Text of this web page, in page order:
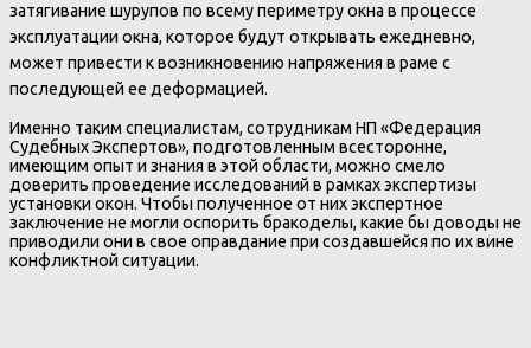
затягивание шурупов по всему периметру окна в процессе
эксплуатации окна, которое будут открывать ежедневно,
может привести к возникновению напряжения в раме с
последующей ее деформацией.
Именно таким специалистам, сотрудникам НП «Федерация
Судебных Экспертов», подготовленным всесторонне,
имеющим опыт и знания в этой области, можно смело
доверить проведение исследований в рамках экспертизы
установки окон. Чтобы полученное от них экспертное
заключение не могли оспорить бракоделы, какие бы доводы не
приводили они в свое оправдание при создавшейся по их вине
конфликтной ситуации.